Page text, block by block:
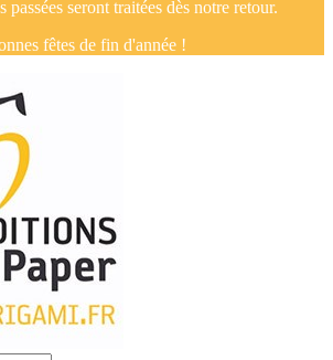
passées seront traitées dès notre retour.
fêtes de fin d'année !